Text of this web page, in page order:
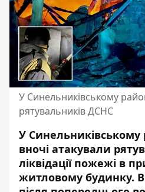
У Синельниківському
рятувальників ДСНС
У Синельниківському
вночі атакували
ліквідації пожежі в
житловому будинку.